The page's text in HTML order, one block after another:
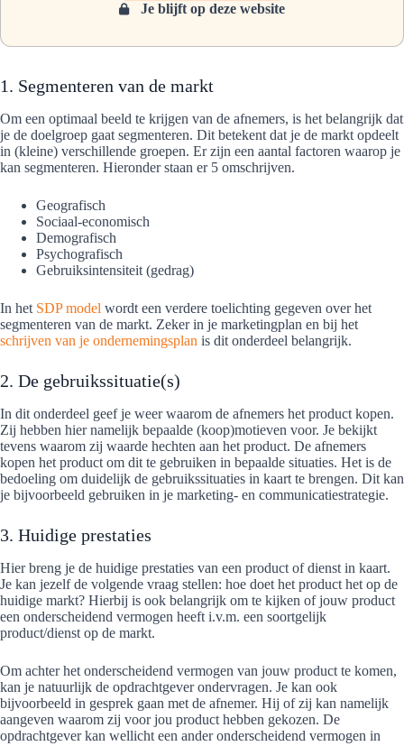
Je blijft op deze website
1. Segmenteren van de markt
Om een optimaal beeld te krijgen van de afnemers, is het belangrijk dat
je de doelgroep gaat segmenteren. Dit betekent dat je de markt opdeelt
in (kleine) verschillende groepen. Er zijn een aantal factoren waarop je
kan segmenteren. Hieronder staan er 5 omschrijven.
Geografisch
Sociaal-economisch
Demografisch
Psychografisch
Gebruiksintensiteit (gedrag)
In het SDP model wordt een verdere toelichting gegeven over het
segmenteren van de markt. Zeker in je marketingplan en bij het
schrijven van je ondernemingsplan is dit onderdeel belangrijk.
2. De gebruikssituatie(s)
In dit onderdeel geef je weer waarom de afnemers het product kopen.
Zij hebben hier namelijk bepaalde (koop)motieven voor. Je bekijkt
tevens waarom zij waarde hechten aan het product. De afnemers
kopen het product om dit te gebruiken in bepaalde situaties. Het is de
bedoeling om duidelijk de gebruikssituaties in kaart te brengen. Dit kan
je bijvoorbeeld gebruiken in je marketing- en communicatiestrategie.
3. Huidige prestaties
Hier breng je de huidige prestaties van een product of dienst in kaart.
Je kan jezelf de volgende vraag stellen: hoe doet het product het op de
huidige markt? Hierbij is ook belangrijk om te kijken of jouw product
een onderscheidend vermogen heeft i.v.m. een soortgelijk
product/dienst op de markt.
Om achter het onderscheidend vermogen van jouw product te komen,
kan je natuurlijk de opdrachtgever ondervragen. Je kan ook
bijvoorbeeld in gesprek gaan met de afnemer. Hij of zij kan namelijk
aangeven waarom zij voor jou product hebben gekozen. De
opdrachtgever kan wellicht een ander onderscheidend vermogen in